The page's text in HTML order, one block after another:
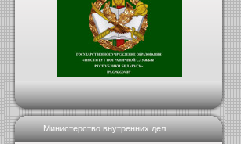
Министерство внутренних дел